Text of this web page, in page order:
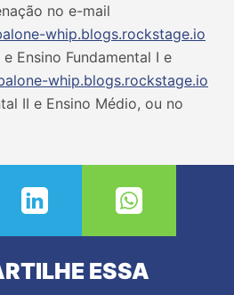
no e-mail
whip.blogs.rockstage.io
Ensino Fundamental I e
whip.blogs.rockstage.io
II e Ensino Médio, ou no
ESSA